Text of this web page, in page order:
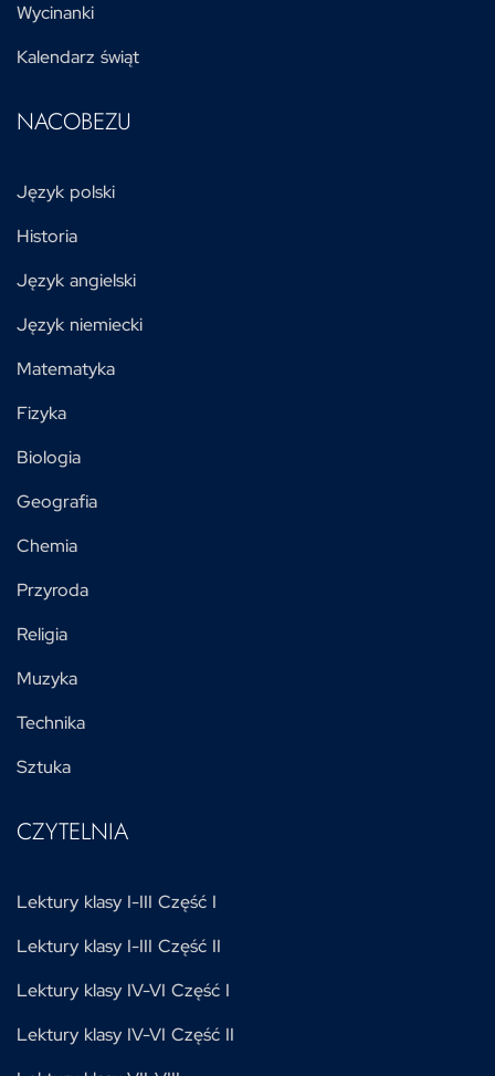
Wycinanki
Kalendarz świąt
NACOBEZU
Język polski
Historia
Język angielski
Język niemiecki
Matematyka
Fizyka
Biologia
Geografia
Chemia
Przyroda
Religia
Muzyka
Technika
Sztuka
CZYTELNIA
Lektury klasy I-III Część I
Lektury klasy I-III Część II
Lektury klasy IV-VI Część I
Lektury klasy IV-VI Część II